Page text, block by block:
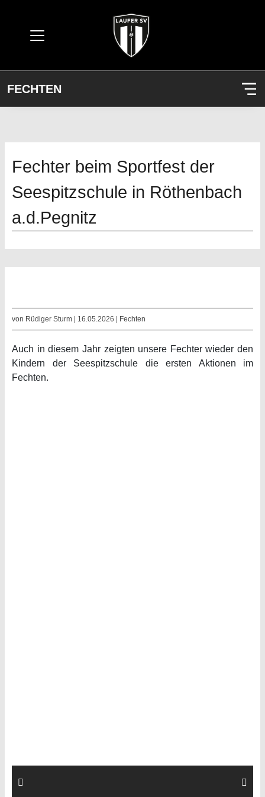
FECHTEN
Fechter beim Sportfest der
Seespitzschule in Röthenbach
a.d.Pegnitz
von Rüdiger Sturm | 16.05.2026 | Fechten
Auch in diesem Jahr zeigten unsere Fechter wieder den
Kindern der Seespitzschule die ersten Aktionen im
Fechten.